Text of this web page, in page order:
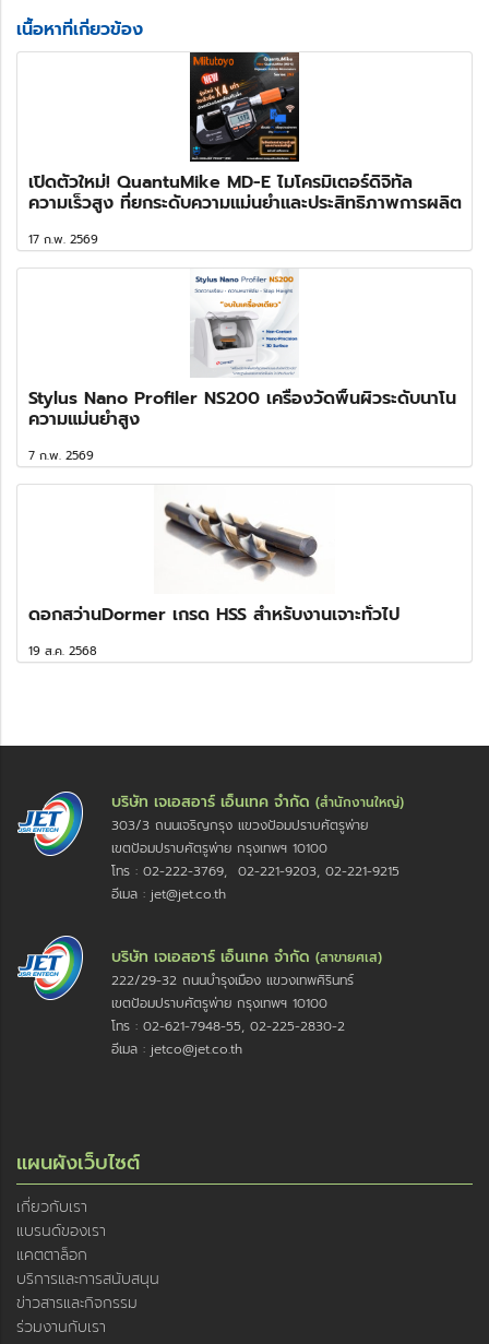
เนื้อหาที่เกี่ยวข้อง
เปิดตัวใหม่! QuantuMike MD-E ไมโครมิเตอร์ดิจิทัล
ความเร็วสูง ที่ยกระดับความแม่นยำและประสิทธิภาพการผลิต
17 ก.พ. 2569
Stylus Nano Profiler NS200 เครื่องวัดพื้นผิวระดับนาโน
ความแม่นยำสูง
7 ก.พ. 2569
ดอกสว่านDormer เกรด HSS สำหรับงานเจาะทั่วไป
19 ส.ค. 2568
บริษัท เจเอสอาร์ เอ็นเทค จำกัด (สำนักงานใหญ่)
303/3 ถนนเจริญกรุง แขวงป้อมปราบศัตรูพ่าย
เขตป้อมปราบศัตรูพ่าย กรุงเทพฯ 10100
โทร : 02-222-3769, 02-221-9203, 02-221-9215
อีเมล : jet@jet.co.th
บริษัท เจเอสอาร์ เอ็นเทค จำกัด (สาขายศเส)
222/29-32 ถนนบำรุงเมือง แขวงเทพศิรินทร์
เขตป้อมปราบศัตรูพ่าย กรุงเทพฯ 10100
โทร : 02-621-7948-55, 02-225-2830-2
อีเมล : jetco@jet.co.th
แผนผังเว็บไซต์
เกี่ยวกับเรา
แบรนด์ของเรา
แคตตาล็อก
บริการและการสนับสนุน
ข่าวสารและกิจกรรม
ร่วมงานกับเรา